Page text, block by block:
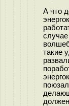
А что
такие